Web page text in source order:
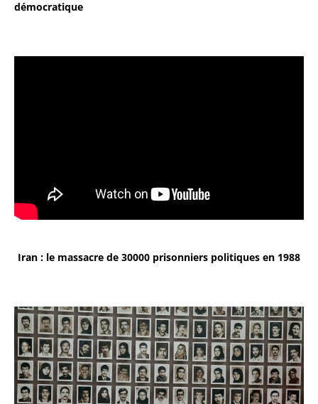
démocratique
Iran : le massacre de 30000 prisonniers politiques en 1988